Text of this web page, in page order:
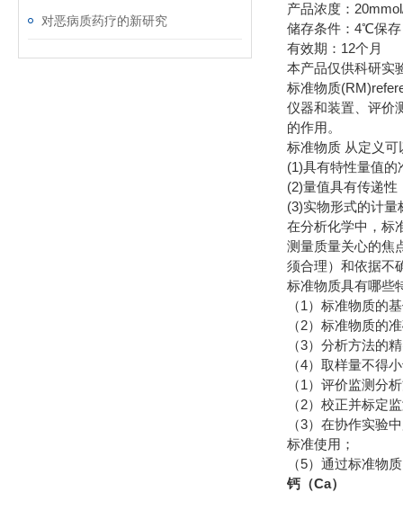
对恶病质药疗的新研究
产品浓度：
储存条件：4℃保存
有效期：12个月
本产品仅供科研实
标准物质
仪器和装置、评价
的作用。
标准物质 从定义
(1)具有特性量值
(2)量值具有传递性
(3)实物形式的计量
在分析化学中，标
测量质量关心的焦
须合理）和依据不
标准物质具有哪些
（1）标准物质的
（2）标准物质的
（3）分析方法的
（4）取样量不得
（1）评价监测分
（2）校正并标定
（3）在协作实验
标准使用；
（5）通过标准物
钙（Ca）